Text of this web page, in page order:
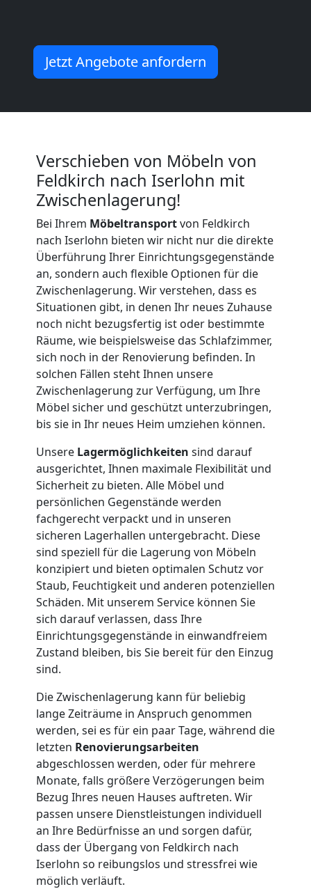
Jetzt Angebote anfordern
Verschieben von Möbeln von
Feldkirch nach Iserlohn mit
Zwischenlagerung!
Bei Ihrem Möbeltransportvon Feldkirch
nach Iserlohn bieten wir nicht nur die direkte
Überführung Ihrer Einrichtungsgegenstände
an, sondern auch flexible Optionen für die
Zwischenlagerung. Wir verstehen, dass es
Situationen gibt, in denen Ihr neues Zuhause
noch nicht bezugsfertig ist oder bestimmte
Räume, wie beispielsweise das Schlafzimmer,
sich noch in der Renovierung befinden. In
solchen Fällen steht Ihnen unsere
Zwischenlagerung zur Verfügung, um Ihre
Möbel sicher und geschützt unterzubringen,
bis sie in Ihr neues Heim umziehen können.
Unsere Lagermöglichkeiten sind darauf
ausgerichtet, Ihnen maximale Flexibilität und
Sicherheit zu bieten. Alle Möbel und
persönlichen Gegenstände werden
fachgerecht verpackt und in unseren
sicheren Lagerhallen untergebracht. Diese
sind speziell für die Lagerung von Möbeln
konzipiert und bieten optimalen Schutz vor
Staub, Feuchtigkeit und anderen potenziellen
Schäden. Mit unserem Service können Sie
sich darauf verlassen, dass Ihre
Einrichtungsgegenstände in einwandfreiem
Zustand bleiben, bis Sie bereit für den Einzug
sind.
Die Zwischenlagerung kann für beliebig
lange Zeiträume in Anspruch genommen
werden, sei es für ein paar Tage, während die
letzten Renovierungsarbeiten
abgeschlossen werden, oder für mehrere
Monate, falls größere Verzögerungen beim
Bezug Ihres neuen Hauses auftreten. Wir
passen unsere Dienstleistungen individuell
an Ihre Bedürfnisse an und sorgen dafür,
dass der Übergang von Feldkirch nach
Iserlohn so reibungslos und stressfrei wie
möglich verläuft.
National
Beiladung
National
Beiladung
International
Internationaler
Umzug
Nationaler
Umzug